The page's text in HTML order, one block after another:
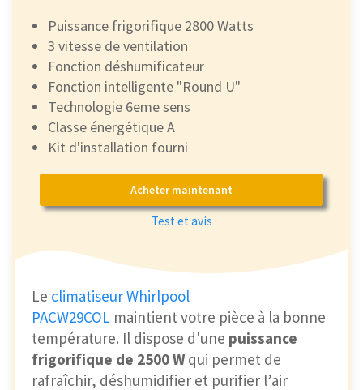
Puissance frigorifique 2800 Watts
3 vitesse de ventilation
Fonction déshumificateur
Fonction intelligente "Round U"
Technologie 6eme sens
Classe énergétique A
Kit d'installation fourni
Acheter maintenant
Test et avis
Le climatiseur Whirlpool
PACW29COL maintient votre pièce à la bonne
température. Il dispose d'une puissance
frigorifique de 2500 W qui permet de
rafraîchir, déshumidifier et purifier l’air